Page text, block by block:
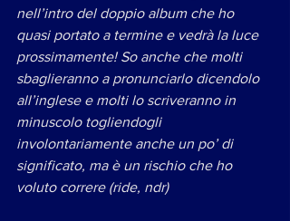
nell’intro del doppio album che ho
quasi portato a termine e vedrà la luce
prossimamente! So anche che molti
sbaglieranno a pronunciarlo dicendolo
all’inglese e molti lo scriveranno in
minuscolo togliendogli
involontariamente anche un po’ di
significato, ma è un rischio che ho
voluto correre (ride, ndr)